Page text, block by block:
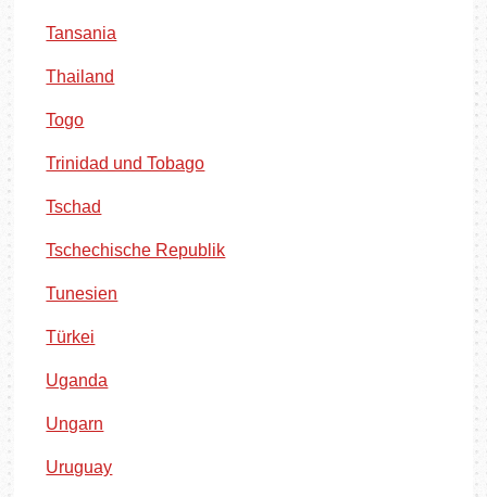
Tansania
Thailand
Togo
Trinidad und Tobago
Tschad
Tschechische Republik
Tunesien
Türkei
Uganda
Ungarn
Uruguay